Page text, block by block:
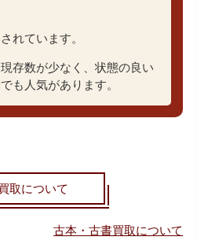
れています。
存数が少なく、状態の良い
も人気があります。
取について
古本・古書買取について